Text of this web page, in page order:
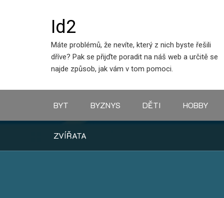
Id2
Máte problémů, že nevíte, který z nich byste řešili
dříve? Pak se přijďte poradit na náš web a určitě se
najde způsob, jak vám v tom pomoci.
BYT BYZNYS DĚTI HOBBY
ZVÍŘATA